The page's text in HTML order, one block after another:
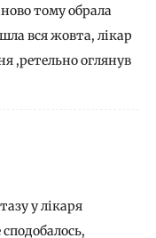
тому обрала
вся жовта, лікар
,ретельно оглянув
у лікаря